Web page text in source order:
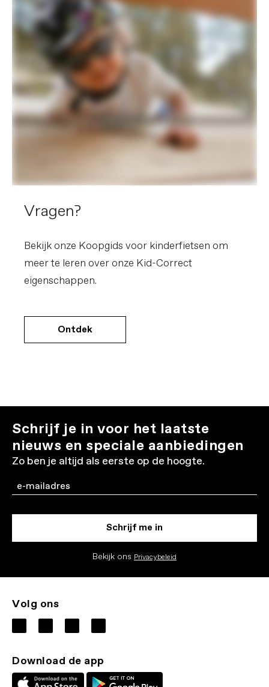
Vragen?
Bekijk onze Koopgids voor kinderfietsen om
meer te leren over onze Kid-Correct
eigenschappen.
Ontdek
Schrijf je in voor het laatste
nieuws en speciale aanbiedingen
Zo ben je altijd als eerste op de hoogte.
Email
Schrijf me in
Bekijk ons Privacybeleid
Volg ons
Download de app